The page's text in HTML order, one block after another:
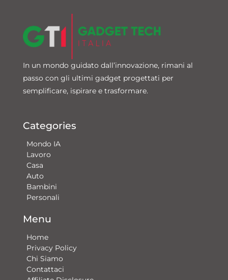
In un mondo guidato dall’innovazione, rimani al
passo con gli ultimi gadget progettati per
semplificare, ispirare e trasformare.
Categories
Mondo IA
Lavoro
Casa
Auto
Bambini
Personali
Menu
Home
Privacy Policy
Chi Siamo
Contattaci​